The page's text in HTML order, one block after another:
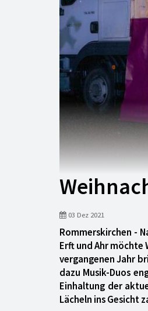
03 Dez 2021
Rommerskirchen -
Erft und Ahr möchte
vergangenen Jahr
dazu Musik-Duos
Einhaltung der
Lächeln ins Gesicht